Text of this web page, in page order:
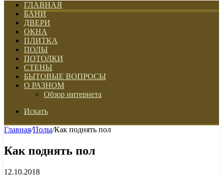
ГЛАВНАЯ
БАНИ
ДВЕРИ
ОКНА
ПЛИТКА
ПОЛЫ
ПОТОЛКИ
СТЕНЫ
БЫТОВЫЕ ВОПРОСЫ
О РАЗНОМ
Обзор интернета
Искать
Главная/Полы/Как поднять пол
Как поднять пол
12.10.2018